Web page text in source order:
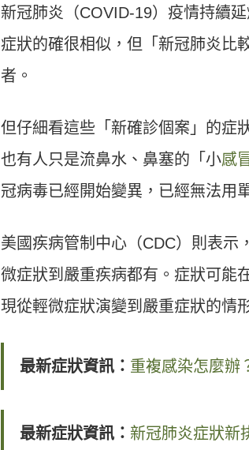
新冠肺炎（COVID-19）疫情持續
症狀的確很相似，但「新冠肺炎比
者。
但仔細看這些「新確診個案」的症
也有人只是流鼻水、鼻塞的「小感
冠病毒已經開始變異，已經無法用
美國疾病管制中心（CDC）則表示
微症狀到嚴重疾病都有。症狀可能
現從輕微症狀演變到嚴重症狀的情
最新症狀資訊： 重複感染怎麼辦
最新症狀資訊 ： 新冠肺炎症狀新